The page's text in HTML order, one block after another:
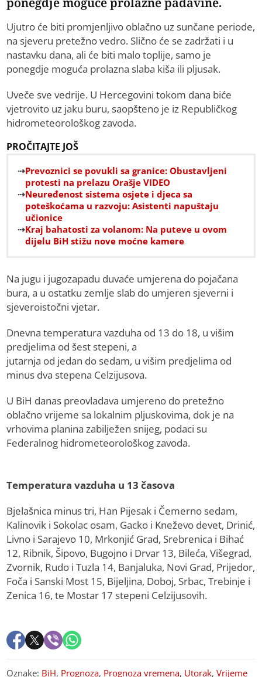
Ujutro će biti promjenljivo oblačno uz sunčane periode,
na sjeveru pretežno vedro. Slično će se zadržati i u
nastavku dana, ali će biti malo toplije, samo je
ponegdje moguća prolazna slaba kiša ili pljusak.
Uveče sve vedrije. U Hercegovini tokom dana biće
vjetrovito uz jaku buru, saopšteno je iz Republičkog
hidrometeorološkog zavoda.
PROČITAJTE JOŠ
Prevoznici se povukli sa granice: Obustavljeni
protesti na prelazu Orašje VIDEO
Neuređenost sistema osjete i djeca sa
poteškoćama u razvoju: Asistenti napuštaju
učionice
Kraj bahatosti za volanom: Na puteve u ovom
dijelu BiH stižu nove moćne kamere
Na jugu i jugozapadu duvaće umjerena do pojačana
bura, a u ostatku zemlje slab do umjeren sjeverni i
sjeveroistočni vjetar.
Dnevna temperatura vazduha od 13 do 18, u višim
predjelima od šest stepeni, a
jutarnja od jedan do sedam, u višim predjelima od
minus dva stepena Celzijusova.
U BiH danas preovladava umjereno do pretežno
oblačno vrijeme sa lokalnim pljuskovima, dok je na
vrhovima planina zabilježen snijeg, podaci su
Federalnog hidrometeorološkog zavoda.
Temperatura vazduha u 13 časova
Bjelašnica minus tri, Han Pijesak i Čemerno sedam,
Kalinovik i Sokolac osam, Gacko i Kneževo devet, Drinić,
Livno i Sarajevo 10, Mrkonjić Grad, Srebrenica i Bihać
12, Ribnik, Šipovo, Bugojno i Drvar 13, Bileća, Višegrad,
Zvornik, Rudo i Tuzla 14, Banjaluka, Novi Grad, Prijedor,
Foča i Sanski Most 15, Bijeljina, Doboj, Srbac, Trebinje i
Zenica 16, te Mostar 17 stepeni Celzijusovih.
Oznake: BiH, Prognoza, Prognoza vremena, Utorak,Vrijeme